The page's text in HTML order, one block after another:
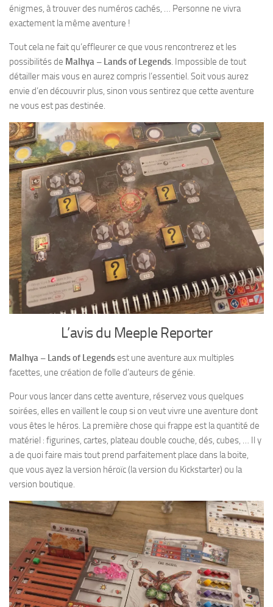
énigmes, à trouver des numéros cachés, … Personne ne vivra
exactement la même aventure !
Tout cela ne fait qu’effleurer ce que vous rencontrerez et les
possibilités de Malhya – Lands of Legends. Impossible de tout
détailler mais vous en aurez compris l’essentiel. Soit vous aurez
envie d’en découvrir plus, sinon vous sentirez que cette aventure
ne vous est pas destinée.
L’avis du Meeple Reporter
Malhya – Lands of Legendsest une aventure aux multiples
facettes, une création de folle d’auteurs de génie.
Pour vous lancer dans cette aventure, réservez vous quelques
soirées, elles en vaillent le coup si on veut vivre une aventure dont
vous êtes le héros. La première chose qui frappe est la quantité de
matériel : figurines, cartes, plateau double couche, dés, cubes, … Il y
a de quoi faire mais tout prend parfaitement place dans la boite,
que vous ayez la version héroïc (la version du Kickstarter) ou la
version boutique.